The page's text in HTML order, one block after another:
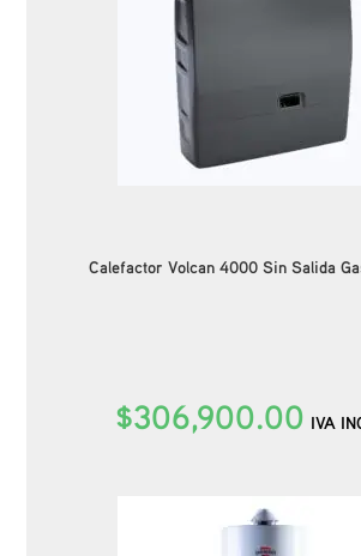
Calefactor Volcan 4000 Sin Salida
$306,900.00 IVA